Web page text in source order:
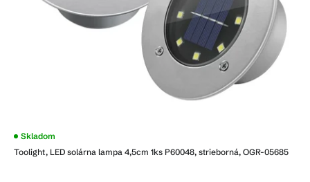
Toolight, LED solárna lampa 4,5cm 1ks P60048, strieborná, OGR-05685
Skladom